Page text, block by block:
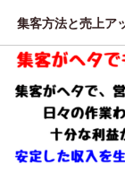
集客方法と売上ア